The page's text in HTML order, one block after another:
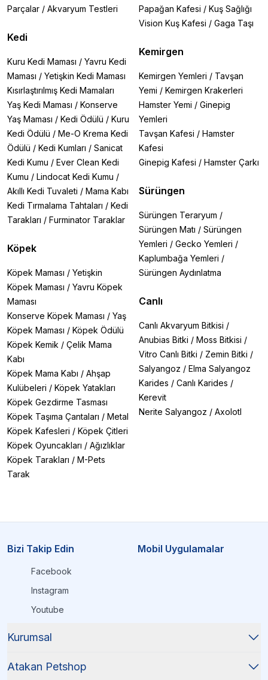
Parçalar / Akvaryum Testleri
Kedi
Kuru Kedi Maması / Yavru Kedi
Maması / Yetişkin Kedi Maması
Kısırlaştırılmış Kedi Mamaları
Yaş Kedi Maması / Konserve
Yaş Maması / Kedi Ödülü / Kuru
Kedi Ödülü / Me-O Krema Kedi
Ödülü / Kedi Kumları / Sanicat
Kedi Kumu / Ever Clean Kedi
Kumu / Lindocat Kedi Kumu /
Akıllı Kedi Tuvaleti / Mama Kabı
Kedi Tırmalama Tahtaları / Kedi
Tarakları / Furminator Taraklar
Köpek
Köpek Maması / Yetişkin
Köpek Maması / Yavru Köpek
Maması
Konserve Köpek Maması / Yaş
Köpek Maması / Köpek Ödülü
Köpek Kemik / Çelik Mama
Kabı
Köpek Mama Kabı / Ahşap
Kulübeleri / Köpek Yatakları
Köpek Gezdirme Tasması
Köpek Taşıma Çantaları / Metal
Köpek Kafesleri / Köpek Çitleri
Köpek Oyuncakları / Ağızlıklar
Köpek Tarakları / M-Pets
Tarak
Papağan Kafesi / Kuş Sağlığı
Vision Kuş Kafesi / Gaga Taşı
Kemirgen
Kemirgen Yemleri / Tavşan
Yemi / Kemirgen Krakerleri
Hamster Yemi / Ginepig
Yemleri
Tavşan Kafesi / Hamster
Kafesi
Ginepig Kafesi / Hamster Çarkı
Sürüngen
Sürüngen Teraryum /
Sürüngen Matı / Sürüngen
Yemleri / Gecko Yemleri /
Kaplumbağa Yemleri /
Sürüngen Aydınlatma
Canlı
Canlı Akvaryum Bitkisi /
Anubias Bitki / Moss Bitkisi /
Vitro Canlı Bitki / Zemin Bitki /
Salyangoz / Elma Salyangoz
Karides / Canlı Karides /
Kerevit
Nerite Salyangoz / Axolotl
Bizi Takip Edin
Facebook
Instagram
Youtube
Mobil Uygulamalar
Kurumsal
Atakan Petshop